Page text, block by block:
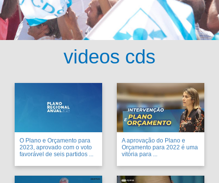
videos cds
O Plano e Orçamento para
2023, aprovado com o voto
favorável de seis partidos ...
A aprovação do Plano e
Orçamento para 2022 é uma
vitória para ...